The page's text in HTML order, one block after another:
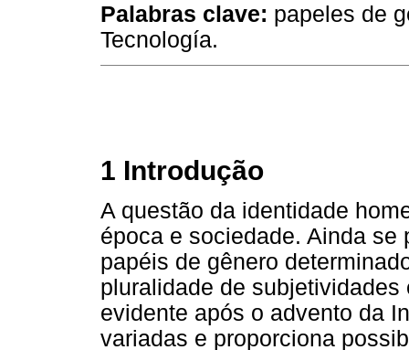
Palabras clave: papeles de
Tecnología.
1 Introdução
A questão da identidade
época e sociedade. Ainda se
papéis de gênero
pluralidade de
evidente após o advento da
variadas e proporciona